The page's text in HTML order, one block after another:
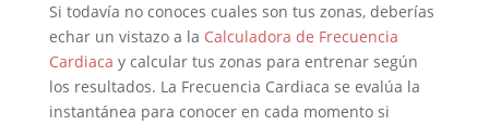
Si todavía no conoces cuales son tus zonas, deberías
echar un vistazo a la Calculadora de Frecuencia
Cardiaca y calcular tus zonas para entrenar según
los resultados. La Frecuencia Cardiaca se evalúa la
instantánea para conocer en cada momento si